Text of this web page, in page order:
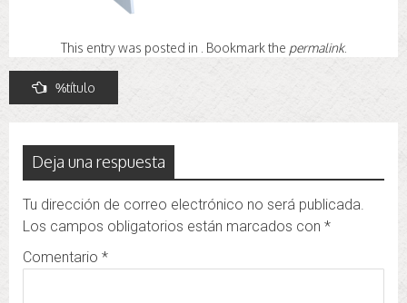
This entry was posted in . Bookmark the permalink.
Navegación
de
%título
Deja una respuesta
Tu dirección de correo electrónico no será publicada.
Los campos obligatorios están marcados con *
Comentario *